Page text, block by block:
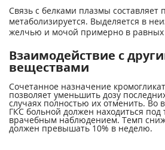
Связь с белками плазмы составляет
метаболизируется. Выделяется в
желчью и мочой примерно в равных
Взаимодействие с
веществами
Сочетанное назначение
позволяет уменьшить дозу
случаях полностью их отменить. Во
ГКС больной должен находиться
врачебным наблюдением. Темп
должен превышать 10% в неделю.